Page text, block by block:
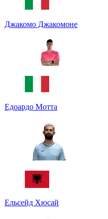
Джакомо Джакомоне
Едоардо Мотта
Ельсейд Хюсай